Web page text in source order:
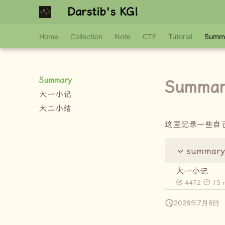
Darstib's KG!
Home Collection Note CTF Tutorial
Summary
大一小记
大二小结
这里记录一些自
summary
大一小记
4472 15
2026年7月6日